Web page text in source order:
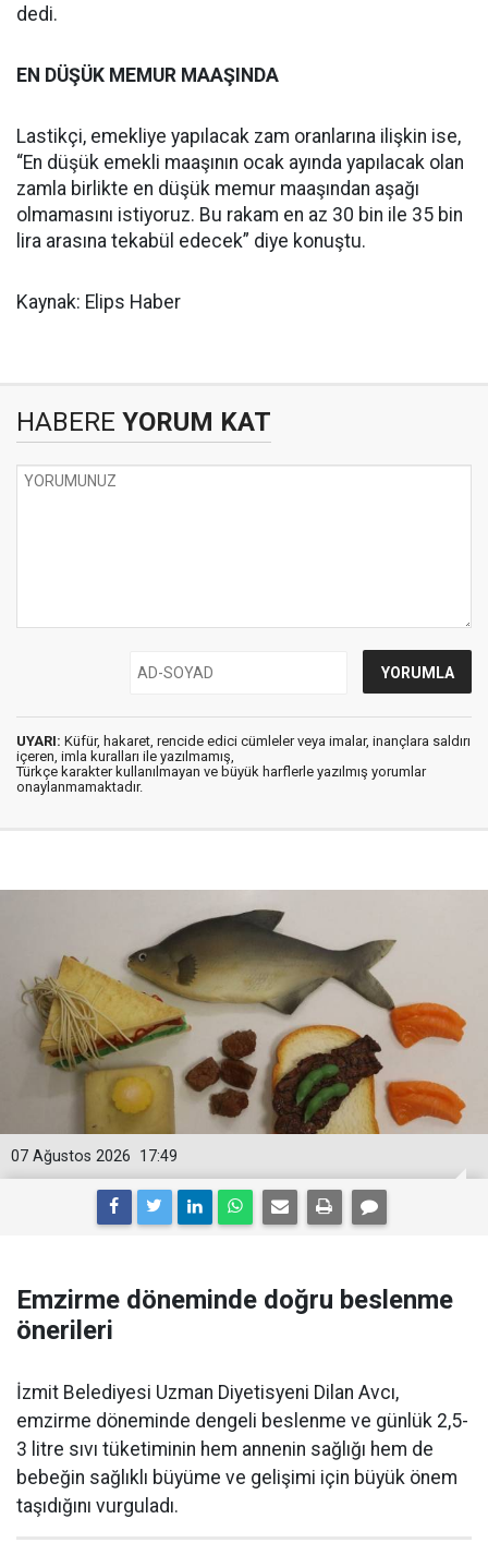
dedi.
EN DÜŞÜK MEMUR MAAŞINDA
Lastikçi, emekliye yapılacak zam oranlarına ilişkin ise,
“En düşük emekli maaşının ocak ayında yapılacak olan
zamla birlikte en düşük memur maaşından aşağı
olmamasını istiyoruz. Bu rakam en az 30 bin ile 35 bin
lira arasına tekabül edecek” diye konuştu.
Kaynak: Elips Haber
HABERE YORUM KAT
UYARI: Küfür, hakaret, rencide edici cümleler veya imalar, inançlara saldırı
içeren, imla kuralları ile yazılmamış,
Türkçe karakter kullanılmayan ve büyük harflerle yazılmış yorumlar
onaylanmamaktadır.
17:49
07 Ağustos 2026
Emzirme döneminde doğru beslenme
önerileri
İzmit Belediyesi Uzman Diyetisyeni Dilan Avcı,
emzirme döneminde dengeli beslenme ve günlük 2,5-
3 litre sıvı tüketiminin hem annenin sağlığı hem de
bebeğin sağlıklı büyüme ve gelişimi için büyük önem
taşıdığını vurguladı.